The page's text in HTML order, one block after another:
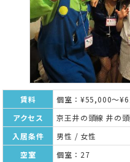
賃料
個室：¥55,000～
アクセス
京王井の頭線 井の
入居条件
男性 / 女性
空室
個室：27